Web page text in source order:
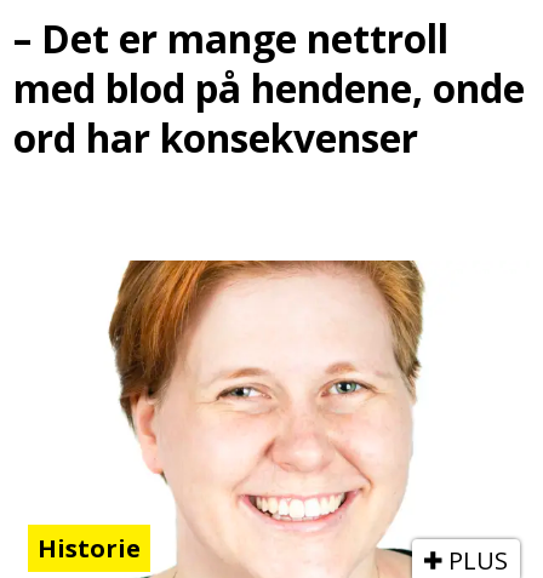
– Det er mange nettroll
med blod på hendene, onde
ord har konsekvenser
Historie PLUS